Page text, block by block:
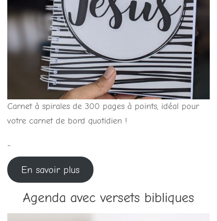
Carnet à spirales de 300 pages à points, idéal pour
votre carnet de bord quotidien !
-
En savoir plus
Agenda avec versets bibliques